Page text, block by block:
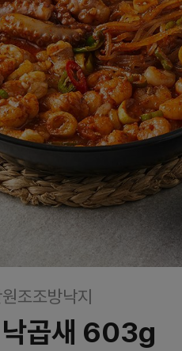
조조방낙지
곱새 603g